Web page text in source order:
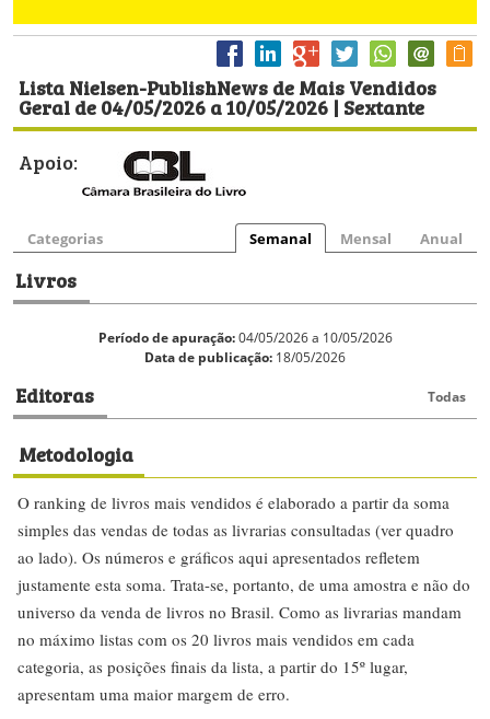
Lista Nielsen-PublishNews de Mais Vendidos
Geral de 04/05/2026 a 10/05/2026 | Sextante
Apoio:
Categorias Semanal Mensal Anual
Livros
Período de apuração:04/05/2026 a 10/05/2026
Data de publicação: 18/05/2026
Editoras Todas
Metodologia
O ranking de livros mais vendidos é elaborado a partir da soma
simples das vendas de todas as livrarias consultadas (ver quadro
ao lado). Os números e gráficos aqui apresentados refletem
justamente esta soma. Trata-se, portanto, de uma amostra e não do
universo da venda de livros no Brasil. Como as livrarias mandam
no máximo listas com os 20 livros mais vendidos em cada
categoria, as posições finais da lista, a partir do 15º lugar,
apresentam uma maior margem de erro.